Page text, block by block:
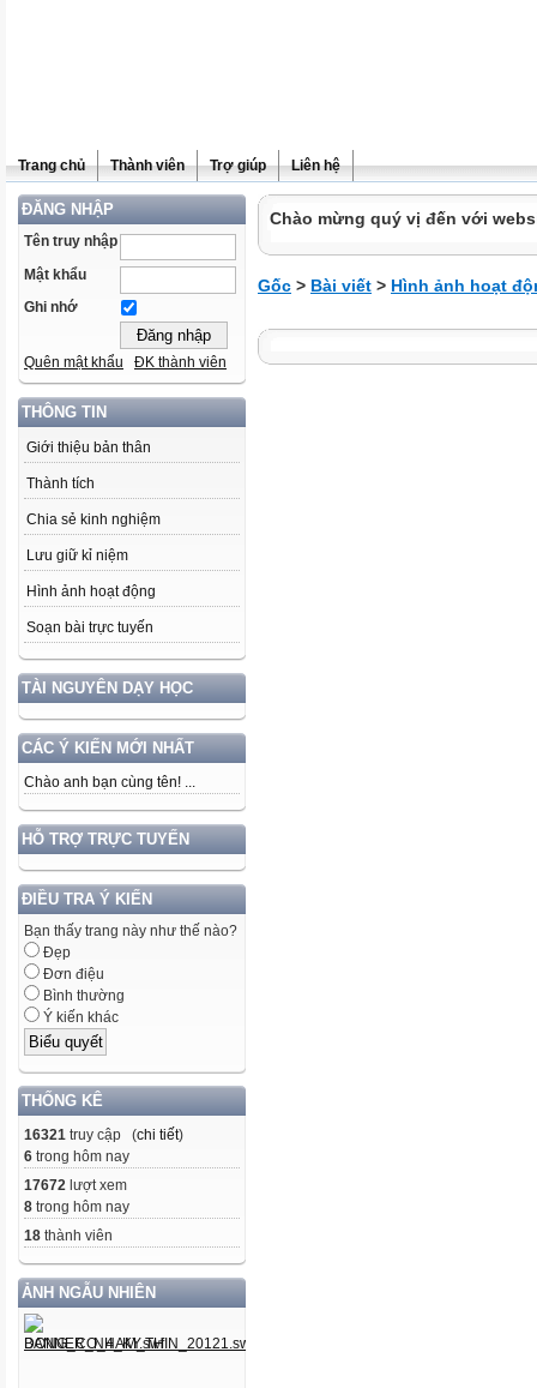
Trang chủ Thành viên Trợ giúp Liên hệ
ĐĂNG NHẬP
Tên truy nhập
Mật khẩu
Ghi nhớ
Quên mật khẩu ĐK thành viên
THÔNG TIN
Giới thiệu bản thân
Thành tích
Chia sẻ kinh nghiệm
Lưu giữ kỉ niệm
Hình ảnh hoạt động
Soạn bài trực tuyến
TÀI NGUYÊN DẠY HỌC
CÁC Ý KIẾN MỚI NHẤT
Chào anh bạn cùng tên! ...
HỖ TRỢ TRỰC TUYẾN
ĐIỀU TRA Ý KIẾN
Bạn thấy trang này như thế nào?
Đẹp
Đơn điệu
Bình thường
Ý kiến khác
THỐNG KÊ
16321 truy cập (chi tiết)
6 trong hôm nay
17672 lượt xem
8 trong hôm nay
18 thành viên
ẢNH NGẪU NHIÊN
Chào mừng quý vị đến với
Gốc > Bài viết > Hình ảnh hoạt